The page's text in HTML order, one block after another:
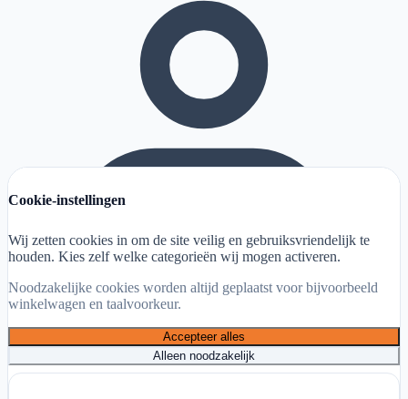
Cookie-instellingen
Wij zetten cookies in om de site veilig en gebruiksvriendelijk te
houden. Kies zelf welke categorieën wij mogen activeren.
Noodzakelijke cookies worden altijd geplaatst voor bijvoorbeeld
winkelwagen en taalvoorkeur.
Accepteer alles
Alleen noodzakelijk